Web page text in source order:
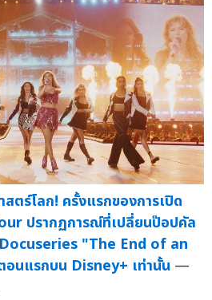
ตร์โลก! ครั้งแรกของการเปิด
ปรากฏการณ์ที่เปลี่ยนป๊อปคัล
"The End of an
นแรกบน Disney+ เท่านั้น —